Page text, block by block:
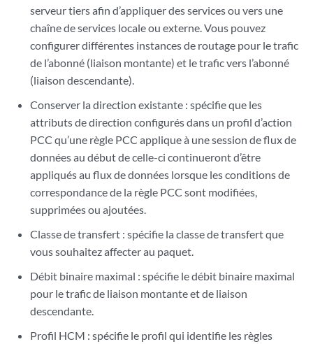
serveur tiers afin d’appliquer des services ou vers une
chaîne de services locale ou externe. Vous pouvez
configurer différentes instances de routage pour le trafic
de l’abonné (liaison montante) et le trafic vers l’abonné
(liaison descendante).
Conserver la direction existante : spécifie que les
attributs de direction configurés dans un profil d’action
PCC qu’une règle PCC applique à une session de flux de
données au début de celle-ci continueront d’être
appliqués au flux de données lorsque les conditions de
correspondance de la règle PCC sont modifiées,
supprimées ou ajoutées.
Classe de transfert : spécifie la classe de transfert que
vous souhaitez affecter au paquet.
Débit binaire maximal : spécifie le débit binaire maximal
pour le trafic de liaison montante et de liaison
descendante.
Profil HCM : spécifie le profil qui identifie les règles